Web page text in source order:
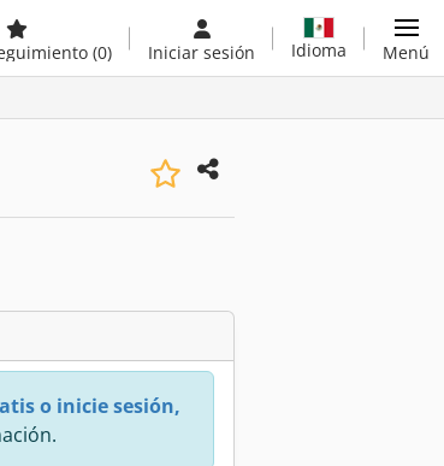
(0) Iniciar sesión Idioma Menú
o inicie sesión,